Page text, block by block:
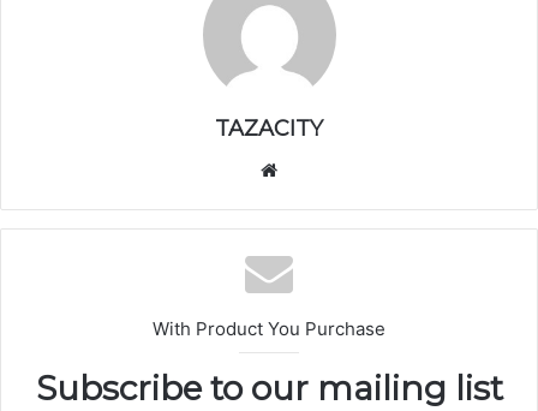
TAZACITY
الوي
ب
With Product You Purchase
Subscribe to our mailing list